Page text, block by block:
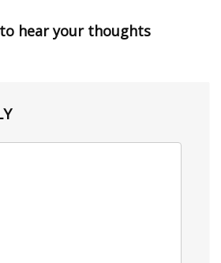
hear your thoughts